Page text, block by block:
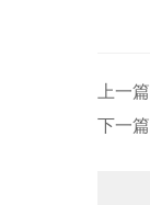
上一篇
下一篇